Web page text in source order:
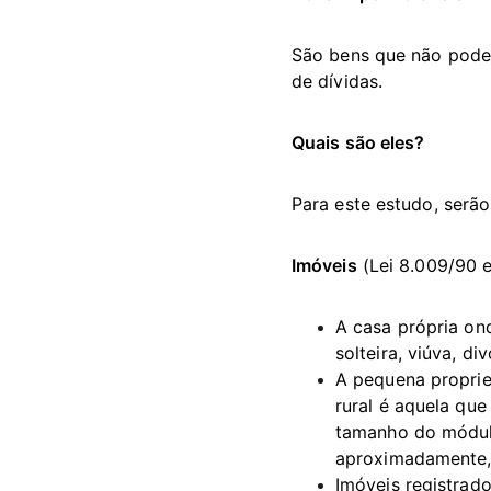
São bens que não
de dívidas.
Quais são eles?
Para este estudo,
Imóveis (Lei 8.009/90
A casa própria
solteira, viúva,
A pequena
rural é aquela
tamanho do
Imóveis